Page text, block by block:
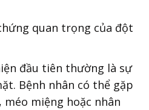
quan trọng của đột
đầu tiên thường là sự
Bệnh nhân có thể gặp
miệng hoặc nhân